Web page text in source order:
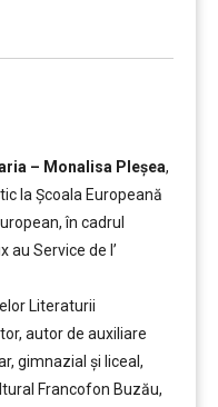
– Monalisa Pleșea,
la Școala Europeană
în cadrul
au Service de l’
Literaturii
autor de auxiliare
gimnazial și liceal,
Francofon Buzău,